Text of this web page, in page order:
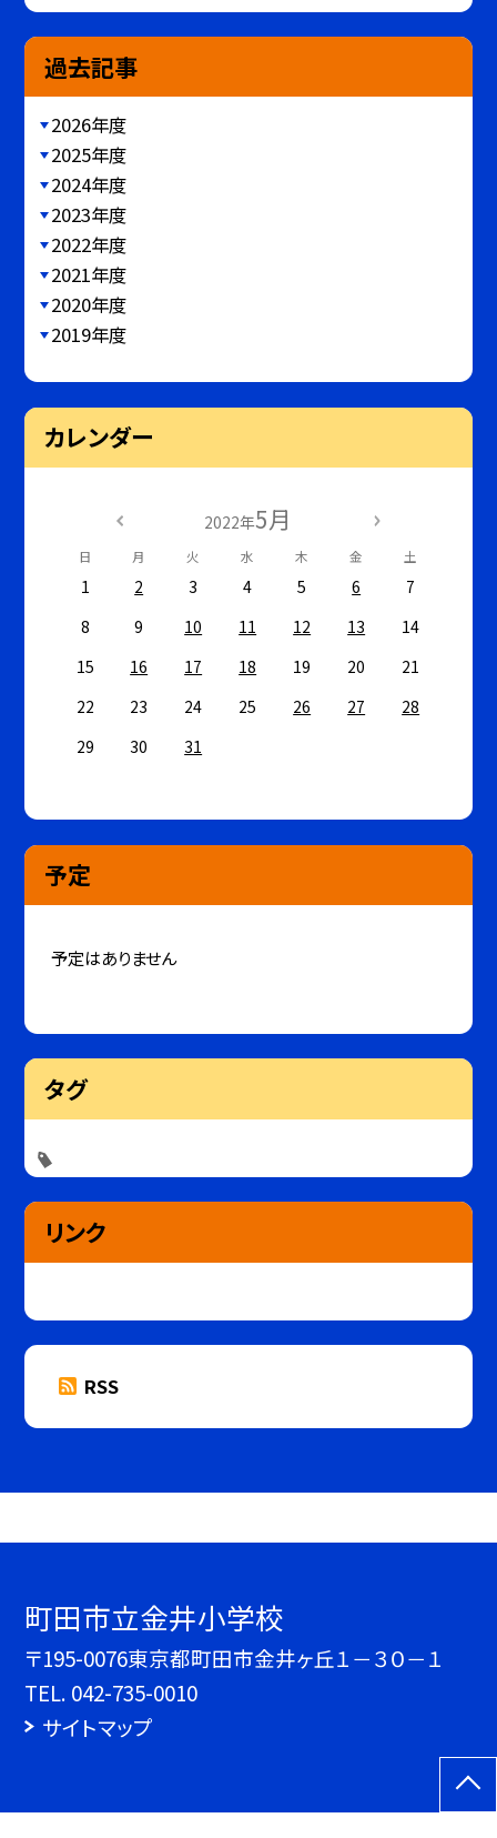
過去記事
2026年度
2025年度
2024年度
2023年度
2022年度
2021年度
2020年度
2019年度
カレンダー
2022年5月
日 月 火 水 木 金 土
1 2 3 4 5 6
7
8
9 10 11 12 13
14
15
16 17 18 19 20
21
22
23 24 25 26 27
28
29
30 31
予定
予定はありません
タグ
リンク
RSS
町田市立金井小学校
〒195-0076東京都町田市金井ヶ丘１－３０－１
TEL. 042-735-0010
サイトマップ